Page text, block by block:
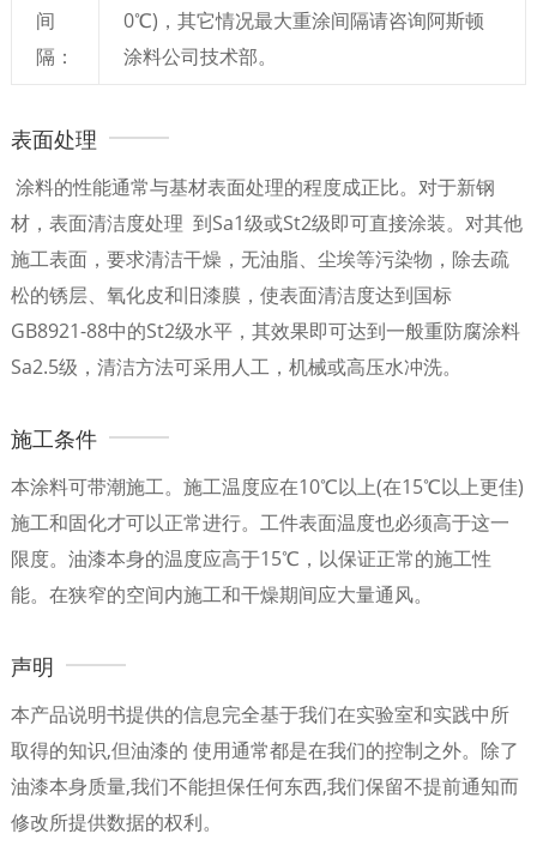
间
隔：
0℃)，其它情况最大重涂间隔请咨询阿斯顿
涂料公司技术部。
表面处理
涂料的性能通常与基材表面处理的程度成正比。对于新钢
材，表面清洁度处理 到Sa1级或St2级即可直接涂装。对其他
施工表面，要求清洁干燥，无油脂、尘埃等污染物，除去疏
松的锈层、氧化皮和旧漆膜，使表面清洁度达到国标
GB8921-88中的St2级水平，其效果即可达到一般重防腐涂料
Sa2.5级，清洁方法可采用人工，机械或高压水冲洗。
施工条件
本涂料可带潮施工。施工温度应在10℃以上(在15℃以上更佳)
施工和固化才可以正常进行。工件表面温度也必须高于这一
限度。油漆本身的温度应高于15℃，以保证正常的施工性
能。在狭窄的空间内施工和干燥期间应大量通风。
声明
本产品说明书提供的信息完全基于我们在实验室和实践中所
取得的知识,但油漆的 使用通常都是在我们的控制之外。除了
油漆本身质量,我们不能担保任何东西,我们保留不提前通知而
修改所提供数据的权利。